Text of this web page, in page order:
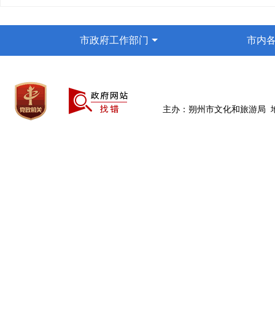
市政府工作部门 市内
主办：朔州市文化和旅游局